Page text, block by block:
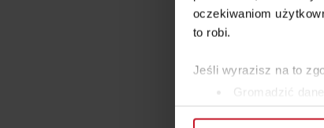
oczekiwaniom
to robi.
Jeśli wyrazisz na to
Gromadzić
Identyfikować